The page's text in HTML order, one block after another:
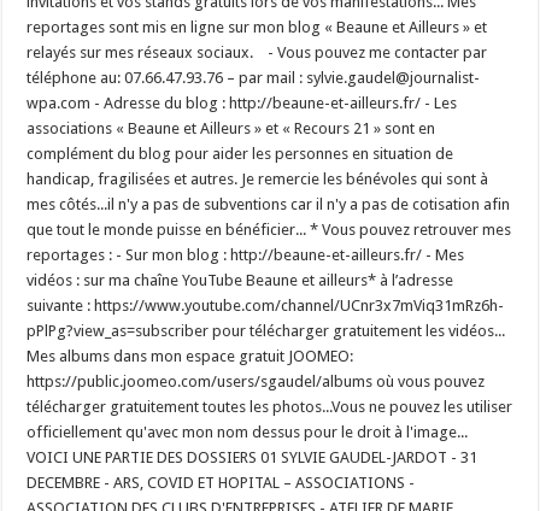
reportages sont mis en ligne sur mon blog « Beaune et Ailleurs » et
relayés sur mes réseaux sociaux. - Vous pouvez me contacter par
téléphone au: 07.66.47.93.76 – par mail : sylvie.gaudel@journalist-
wpa.com - Adresse du blog : http://beaune-et-ailleurs.fr/ - Les
associations « Beaune et Ailleurs » et « Recours 21 » sont en
complément du blog pour aider les personnes en situation de
handicap, fragilisées et autres. Je remercie les bénévoles qui sont à
mes côtés...il n'y a pas de subventions car il n'y a pas de cotisation afin
que tout le monde puisse en bénéficier... * Vous pouvez retrouver mes
reportages : - Sur mon blog : http://beaune-et-ailleurs.fr/ - Mes
vidéos : sur ma chaîne YouTube Beaune et ailleurs* à l’adresse
suivante : https://www.youtube.com/channel/UCnr3x7mViq31mRz6h-
pPlPg?view_as=subscriber pour télécharger gratuitement les vidéos...
Mes albums dans mon espace gratuit JOOMEO:
https://public.joomeo.com/users/sgaudel/albums où vous pouvez
télécharger gratuitement toutes les photos...Vous ne pouvez les utiliser
officiellement qu'avec mon nom dessus pour le droit à l'image...
VOICI UNE PARTIE DES DOSSIERS 01 SYLVIE GAUDEL-JARDOT - 31
DECEMBRE - ARS, COVID ET HOPITAL – ASSOCIATIONS -